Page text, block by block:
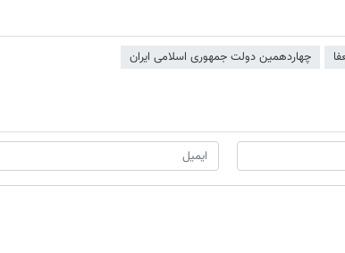
چهاردهمین دولت جمهوری اسلامی ایران